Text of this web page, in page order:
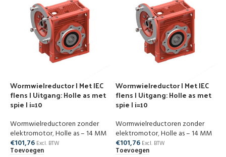
Wormwielreductor | Met IEC
flens | Uitgang: Holle as met
spie | i=10
Wormwielreductoren zonder
elektromotor,Holle as – 14 MM
€101,76 Excl. BTW
Toevoegen
Wormwielreductor | Met IEC
flens | Uitgang: Holle as met
spie | i=10
Wormwielreductoren zonder
elektromotor,Holle as – 14 MM
€101,76 Excl. BTW
Toevoegen